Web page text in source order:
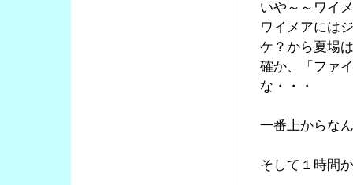
いや～～ワイ
ワイメアには
ケ？から夏場
確か、「ファ
な・・・
一番上からな
そして１時間